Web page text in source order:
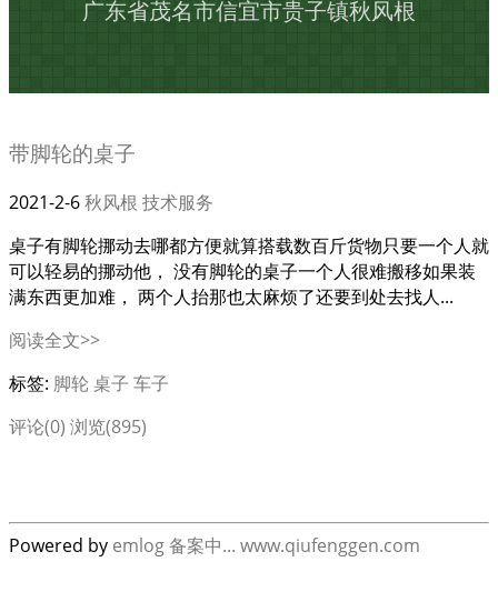
广东省茂名市信宜市贵子镇秋风根
带脚轮的桌子
2021-2-6秋风根 技术服务
桌子有脚轮挪动去哪都方便就算搭载数百斤货物只要一个人就
可以轻易的挪动他， 没有脚轮的桌子一个人很难搬移如果装
满东西更加难， 两个人抬那也太麻烦了还要到处去找人...
阅读全文>>
标签: 脚轮 桌子 车子
评论(0) 浏览(895)
Powered by emlog备案中... www.qiufenggen.com